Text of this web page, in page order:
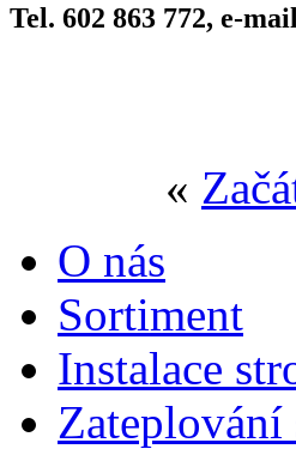
Tel. 602 863 772, e-
«
O nás
Sortiment
Instalace
Zateplování